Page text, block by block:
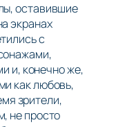
оставившие
экранах
с
и, конечно же,
как любовь,
зрители,
не просто